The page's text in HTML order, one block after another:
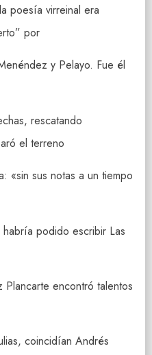
poesía virreinal era
por
y Pelayo. Fue él
rescatando
el terreno
«sin sus notas a un tiempo
podido escribir Las
encontró talentos
coincidían Andrés